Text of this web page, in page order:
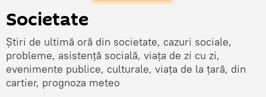
Societate
Știri de ultimă oră din societate, cazuri sociale,
probleme, asistență socială, viața de zi cu zi,
evenimente publice, culturale, viața de la țară, din
cartier, prognoza meteo